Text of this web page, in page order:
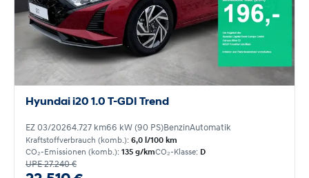
Hyundai i20 1.0 T-GDI Trend
EZ 03/20264.727 km66 kW (90 PS)BenzinAutomatik
Kraftstoffverbrauch (komb.): 6,0 l/100 km
CO₂-Emissionen (komb.): 135 g/kmCO₂-Klasse: D
UPE 27.240 €